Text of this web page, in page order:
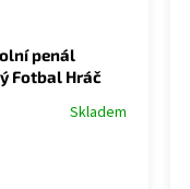
penál
Fotbal Hráč
Skladem